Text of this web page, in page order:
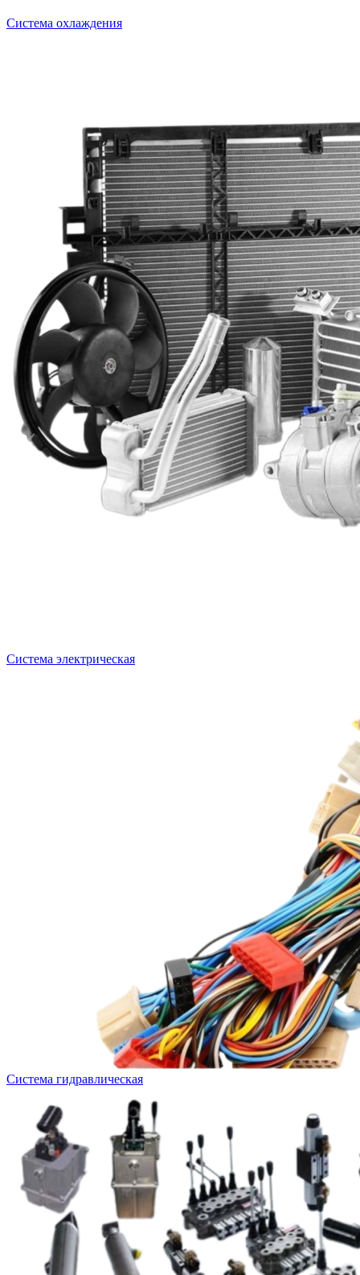
Система охлаждения
Система электрическая
Система гидравлическая